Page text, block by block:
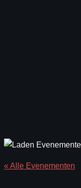
« Alle Evenementen